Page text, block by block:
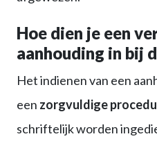
Hoe dien je een
aanhouding in bij
Het indienen van een
een zorgvuldige
schriftelijk worden